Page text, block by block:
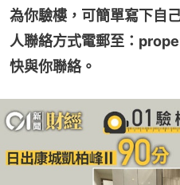
為你驗樓，可簡單寫下自
人聯絡方式電郵至：
快與你聯絡。